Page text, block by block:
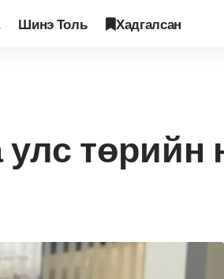
Шинэ Толь Хадгалсан
төрийн